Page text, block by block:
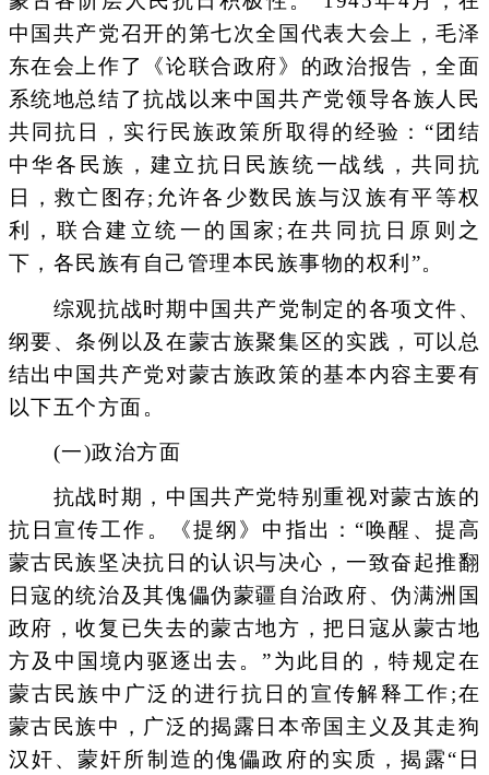
中国共产党召开的第七次全国代表大会上，毛泽
东在会上作了《论联合政府》的政治报告，全面
系统地总结了抗战以来中国共产党领导各族人民
共同抗日，实行民族政策所取得的经验：“团结
中华各民族，建立抗日民族统一战线，共同抗
日，救亡图存;允许各少数民族与汉族有平等权
利，联合建立统一的国家;在共同抗日原则之
下，各民族有自己管理本民族事物的权利”。
综观抗战时期中国共产党制定的各项文件、
纲要、条例以及在蒙古族聚集区的实践，可以总
结出中国共产党对蒙古族政策的基本内容主要有
以下五个方面。
(一)政治方面
抗战时期，中国共产党特别重视对蒙古族的
抗日宣传工作。《提纲》中指出：“唤醒、提高
蒙古民族坚决抗日的认识与决心，一致奋起推翻
日寇的统治及其傀儡伪蒙疆自治政府、伪满洲国
政府，收复已失去的蒙古地方，把日寇从蒙古地
方及中国境内驱逐出去。”为此目的，特规定在
蒙古民族中广泛的进行抗日的宣传解释工作;在
蒙古民族中，广泛的揭露日本帝国主义及其走狗
汉奸、蒙奸所制造的傀儡政府的实质，揭露“日